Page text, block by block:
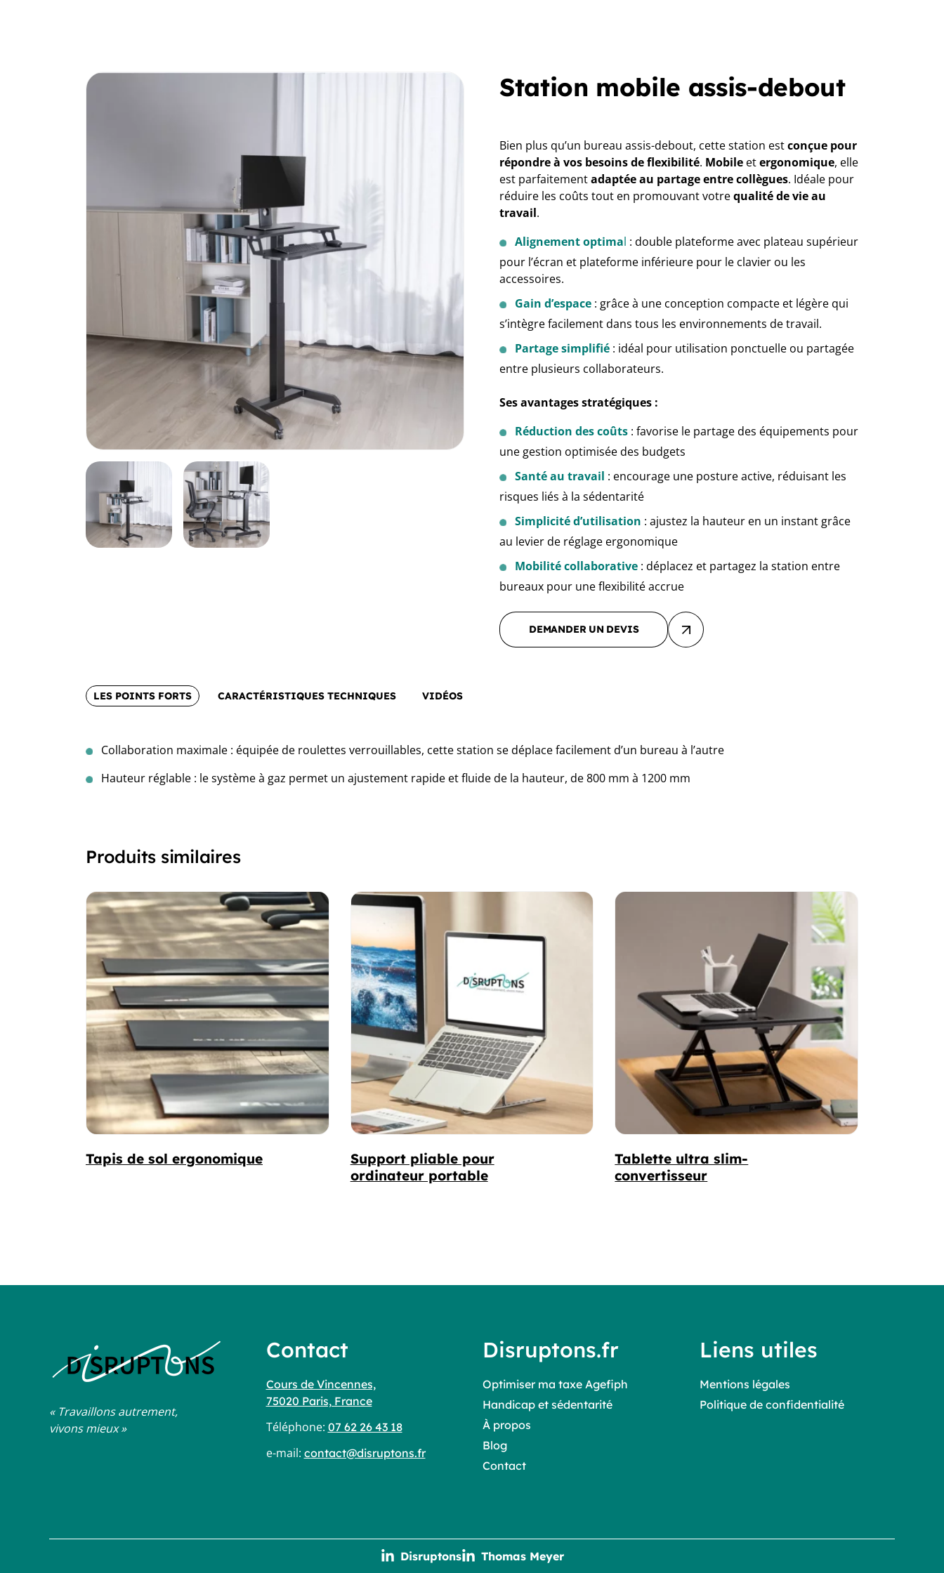
Station mobile assis-debout
Bien plus qu’un bureau assis-debout, cette station estconçue pour
répondre à vos besoins de flexibilité. Mobile etergonomique, elle
est parfaitementadaptée au partage entre collègues. Idéale pour
réduire les coûts tout en promouvant votrequalité de vie au
travail.
Alignement optimal : double plateforme avec plateau supérieur
pour l’écran et plateforme inférieure pour le clavier ou les
accessoires.
Gain d’espace : grâce à une conception compacte et légère qui
s’intègre facilement dans tous les environnements de travail.
Partage simplifié : idéal pour utilisation ponctuelle ou partagée
entre plusieurs collaborateurs.
Ses avantages stratégiques :
Réduction des coûts : favorise le partage des équipements pour
une gestion optimisée des budgets
Santé au travail : encourage une posture active, réduisant les
risques liés à la sédentarité
Simplicité d’utilisation : ajustez la hauteur en un instant grâce
au levier de réglage ergonomique
Mobilité collaborative : déplacez et partagez la station entre
bureaux pour une flexibilité accrue
DEMANDER UN DEVIS
LES POINTS FORTS CARACTÉRISTIQUES TECHNIQUES VIDÉOS
Collaboration maximale : équipée de roulettes verrouillables, cette station se déplace facilement d’un bureau à l’autre
Hauteur réglable : le système à gaz permet un ajustement rapide et fluide de la hauteur, de 800 mm à 1200 mm
Produits similaires
Tapis de sol ergonomique
Support pliable pour
ordinateur portable
Tablette ultra slim-
convertisseur
« Travaillons autrement,
vivons mieux »
Contact
Cours de Vincennes,
75020 Paris, France
Téléphone: 07 62 26 43 18
e-mail: contact@disruptons.fr
Disruptons.fr
Optimiser ma taxe Agefiph
Handicap et sédentarité
À propos
Blog
Contact
Liens utiles
Mentions légales
Politique de confidentialité
Disruptons Thomas Meyer